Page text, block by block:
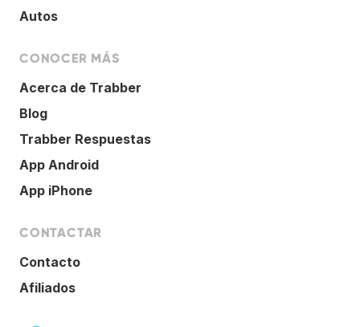
Autos
CONOCER MÁS
Acerca de Trabber
Blog
Trabber Respuestas
App Android
App iPhone
CONTACTAR
Contacto
Afiliados